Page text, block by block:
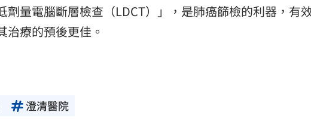
劑量電腦斷層檢查（LDCT）」，是肺癌篩檢的利器，有
治療的預後更佳。
澄清醫院